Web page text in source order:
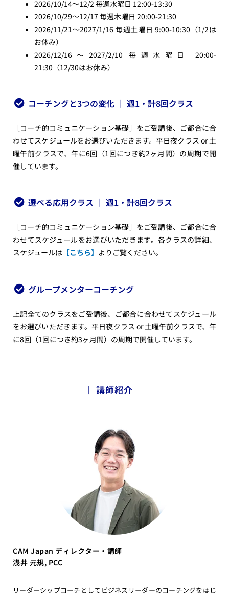
2026/10/14〜12/2 毎週水曜日 12:00-13:30
2026/10/29〜12/17 毎週木曜日 20:00-21:30
2026/11/21〜2027/1/16 毎週土曜日 9:00-10:30（1/2は
お休み）
2026/12/16〜2027/2/10 毎週水曜日 20:00-
21:30（12/30はお休み）
コーチングと3つの変化 │ 週1・計8回クラス
［コーチ的コミュニケーション基礎］をご受講後、ご都合に合
わせてスケジュールをお選びいただきます。平日夜クラス or 土
曜午前クラスで、年に6回 （1回につき約2ヶ月間）の周期で開
催しています。
選べる応用クラス │ 週1・計8回クラス
［コーチ的コミュニケーション基礎］をご受講後、ご都合に合
わせてスケジュールをお選びいただきます。各クラスの詳細、
スケジュールは 【こちら】 よりご覧ください。
グループメンターコーチング
上記全てのクラスをご受講後、ご都合に合わせてスケジュール
をお選びいただきます。平日夜クラス or 土曜午前クラスで、年
に8回（1回につき約3ヶ月間）の周期で開催しています。
│ 講師紹介 │
CAM Japan ディレクター・講師
浅井 元規, PCC
リーダーシップコーチとしてビジネスリーダーのコーチングをはじ